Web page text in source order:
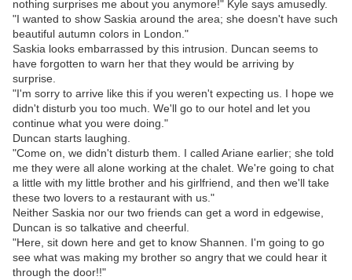
nothing surprises me about you anymore!" Kyle says amusedly.
"I wanted to show Saskia around the area; she doesn't have such
beautiful autumn colors in London."
Saskia looks embarrassed by this intrusion. Duncan seems to
have forgotten to warn her that they would be arriving by
surprise.
"I'm sorry to arrive like this if you weren't expecting us. I hope we
didn't disturb you too much. We'll go to our hotel and let you
continue what you were doing."
Duncan starts laughing.
"Come on, we didn't disturb them. I called Ariane earlier; she told
me they were all alone working at the chalet. We're going to chat
a little with my little brother and his girlfriend, and then we'll take
these two lovers to a restaurant with us."
Neither Saskia nor our two friends can get a word in edgewise,
Duncan is so talkative and cheerful.
"Here, sit down here and get to know Shannen. I'm going to go
see what was making my brother so angry that we could hear it
through the door!!"